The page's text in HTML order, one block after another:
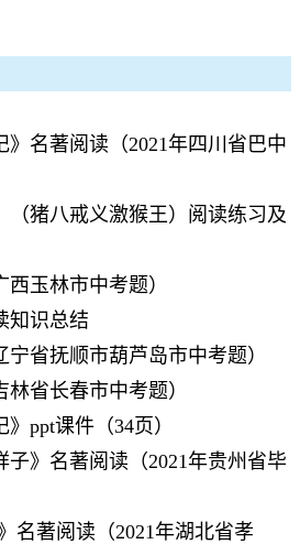
》名著阅读（2021年四川省巴中
（猪八戒义激猴王）阅读练习及
玉林市中考题）
知识总结
宁省抚顺市葫芦岛市中考题）
省长春市中考题）
ppt课件（34页）
子》名著阅读（2021年贵州省毕
名著阅读（2021年湖北省孝